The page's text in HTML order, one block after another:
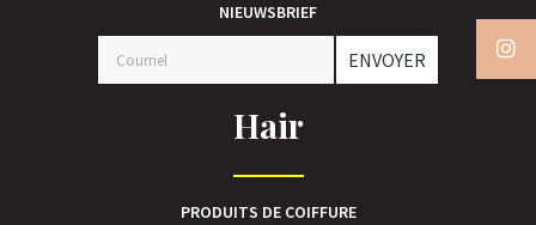
NIEUWSBRIEF
ENVOYER
Hair
PRODUITS DE COIFFURE